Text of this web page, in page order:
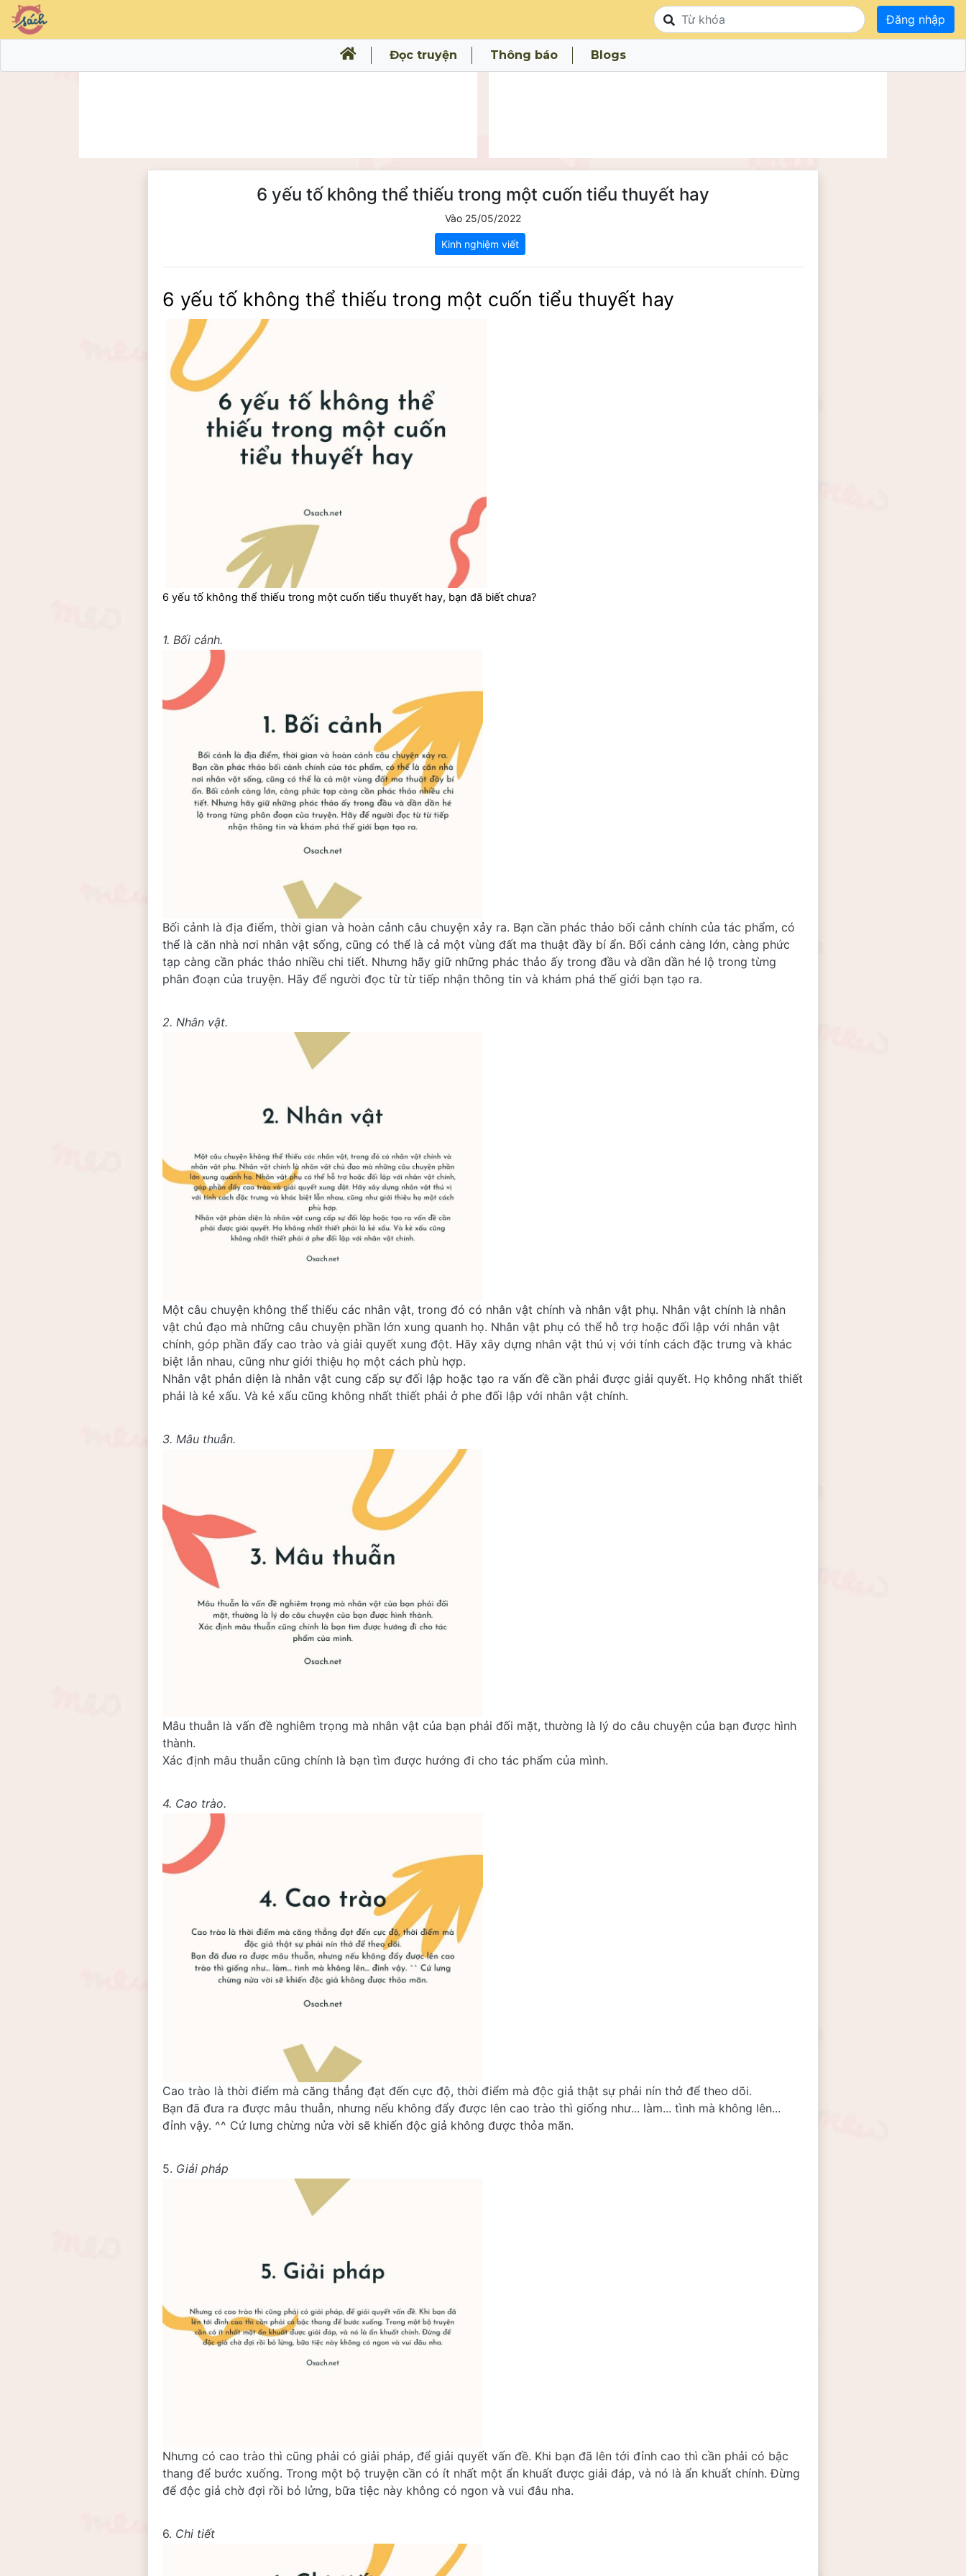
Đăng nhập
Đọc truyện Thông báo Blogs
6 yếu tố không thể thiếu trong một cuốn tiểu thuyết hay
Vào 25/05/2022
Kinh nghiệm viết
6 yếu tố không thể thiếu trong một cuốn tiểu thuyết hay
6 yếu tố không thể thiếu trong một cuốn tiểu thuyết hay, bạn đã biết chưa?
1. Bối cảnh.
Bối cảnh là địa điểm, thời gian và hoàn cảnh câu chuyện xảy ra. Bạn cần phác thảo bối cảnh chính của tác phẩm, có
thể là căn nhà nơi nhân vật sống, cũng có thể là cả một vùng đất ma thuật đầy bí ẩn. Bối cảnh càng lớn, càng phức
tạp càng cần phác thảo nhiều chi tiết. Nhưng hãy giữ những phác thảo ấy trong đầu và dần dần hé lộ trong từng
phân đoạn của truyện. Hãy để người đọc từ từ tiếp nhận thông tin và khám phá thế giới bạn tạo ra.
2. Nhân vật.
Một câu chuyện không thể thiếu các nhân vật, trong đó có nhân vật chính và nhân vật phụ. Nhân vật chính là nhân
vật chủ đạo mà những câu chuyện phần lớn xung quanh họ. Nhân vật phụ có thể hỗ trợ hoặc đối lập với nhân vật
chính, góp phần đẩy cao trào và giải quyết xung đột. Hãy xây dựng nhân vật thú vị với tính cách đặc trưng và khác
biệt lẫn nhau, cũng như giới thiệu họ một cách phù hợp.
Nhân vật phản diện là nhân vật cung cấp sự đối lập hoặc tạo ra vấn đề cần phải được giải quyết. Họ không nhất thiết
phải là kẻ xấu. Và kẻ xấu cũng không nhất thiết phải ở phe đối lập với nhân vật chính.
3. Mâu thuẫn.
Mâu thuẫn là vấn đề nghiêm trọng mà nhân vật của bạn phải đối mặt, thường là lý do câu chuyện của bạn được hình
thành.
Xác định mâu thuẫn cũng chính là bạn tìm được hướng đi cho tác phẩm của mình.
4. Cao trào.
Cao trào là thời điểm mà căng thẳng đạt đến cực độ, thời điểm mà độc giả thật sự phải nín thở để theo dõi.
Bạn đã đưa ra được mâu thuẫn, nhưng nếu không đẩy được lên cao trào thì giống như... làm... tình mà không lên...
đỉnh vậy. ^^ Cứ lưng chừng nửa vời sẽ khiến độc giả không được thỏa mãn.
5. Giải pháp
Nhưng có cao trào thì cũng phải có giải pháp, để giải quyết vấn đề. Khi bạn đã lên tới đỉnh cao thì cần phải có bậc
thang để bước xuống. Trong một bộ truyện cần có ít nhất một ẩn khuất được giải đáp, và nó là ẩn khuất chính. Đừng
để độc giả chờ đợi rồi bỏ lửng, bữa tiệc này không có ngon và vui đâu nha.
6. Chi tiết